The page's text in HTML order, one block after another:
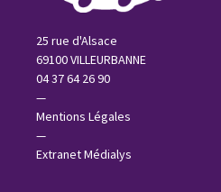
25 rue d'Alsace
69100 VILLEURBANNE
04 37 64 26 90
—
Mentions Légales
—
Extranet Médialys